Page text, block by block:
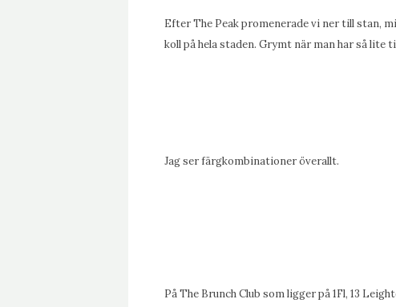
Efter The Peak promenerade vi ner till stan,
koll på hela staden. Grymt när man har så lite
Jag ser färgkombinationer överallt.
På The Brunch Club som ligger på 1Fl, 13